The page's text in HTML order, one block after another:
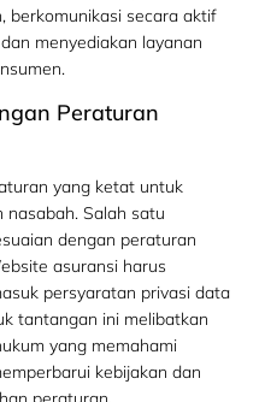
berkomunikasi secara aktif
menyediakan layanan
Peraturan
yang ketat untuk
nasabah. Salah satu
dengan peraturan
asuransi harus
persyaratan privasi data
tantangan ini melibatkan
yang memahami
kebijakan dan